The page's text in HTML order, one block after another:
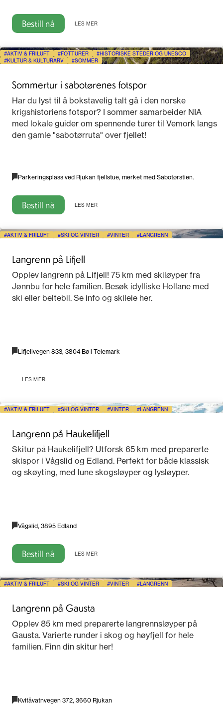
Bestill nå LES MER
AKTIV & FRILUFT FOTTURER
HISTORISKE STEDER OG UNESCO
KULTUR & KULTURARV
SOMMER
Sommertur i sabotørenes fotspor
Har du lyst til å bokstavelig talt gå i den norske
krigshistoriens fotspor? I sommer samarbeider NIA
med lokale guider om spennende turer til Vemork langs
den gamle "sabotørruta" over fjellet!
Parkeringsplass ved Rjukan fjellstue, merket med Sabotørstien.
Bestill nå LES MER
AKTIV & FRILUFT SKI OG VINTER VINTER LANGRENN
Langrenn på Lifjell
Opplev langrenn på Lifjell! 75 km med skiløyper fra
Jønnbu for hele familien. Besøk idylliske Hollane med
ski eller beltebil. Se info og skileie her.
Lifjellvegen 833, 3804 Bø i Telemark
LES MER
AKTIV & FRILUFT SKI OG VINTER VINTER LANGRENN
Langrenn på Haukelifjell
Skitur på Haukelifjell? Utforsk 65 km med preparerte
skispor i Vågslid og Edland. Perfekt for både klassisk
og skøyting, med lune skogsløyper og lysløyper.
Vågslid, 3895 Edland
Bestill nå LES MER
AKTIV & FRILUFT SKI OG VINTER VINTER LANGRENN
Langrenn på Gausta
Opplev 85 km med preparerte langrennsløyper på
Gausta. Varierte runder i skog og høyfjell for hele
familien. Finn din skitur her!
Kvitåvatnvegen 372, 3660 Rjukan